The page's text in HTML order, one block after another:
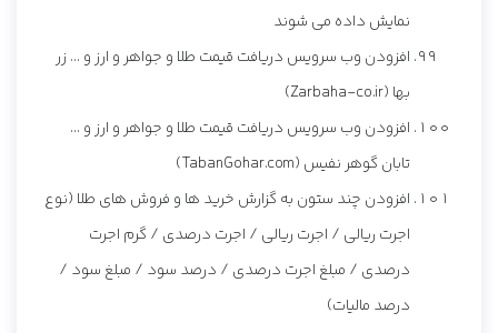
نمایش داده می شوند
افزودن وب سرویس دریافت قیمت طلا و جواهر و ارز و ... زر
بها (Zarbaha-co.ir)
افزودن وب سرویس دریافت قیمت طلا و جواهر و ارز و ...
تابان گوهر نفیس (TabanGohar.com)
افزودن چند ستون به گزارش خرید ها و فروش های طلا (نوع
اجرت ریالی / اجرت ریالی / اجرت درصدی / گرم اجرت
درصدی / مبلغ اجرت درصدی / درصد سود / مبلغ سود /
درصد مالیات)